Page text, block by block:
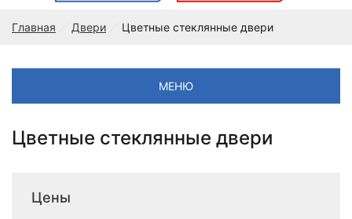
Главная Двери Цветные стеклянные двери
МЕНЮ
Цветные стеклянные двери
Цены